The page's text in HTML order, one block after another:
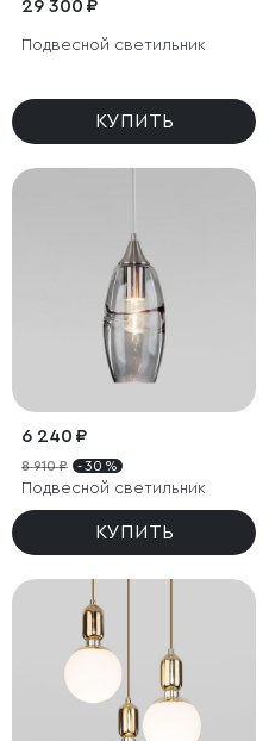
29 300 ₽
Подвесной светильник
КУПИТЬ
6 240 ₽
8 910 ₽ - 30 %
Подвесной светильник
КУПИТЬ